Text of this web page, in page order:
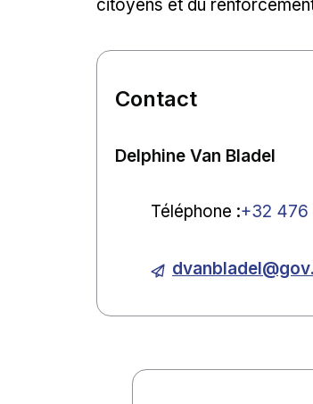
citoyens et du
Contact
Delphine Van Bladel
Téléphone :+32 476